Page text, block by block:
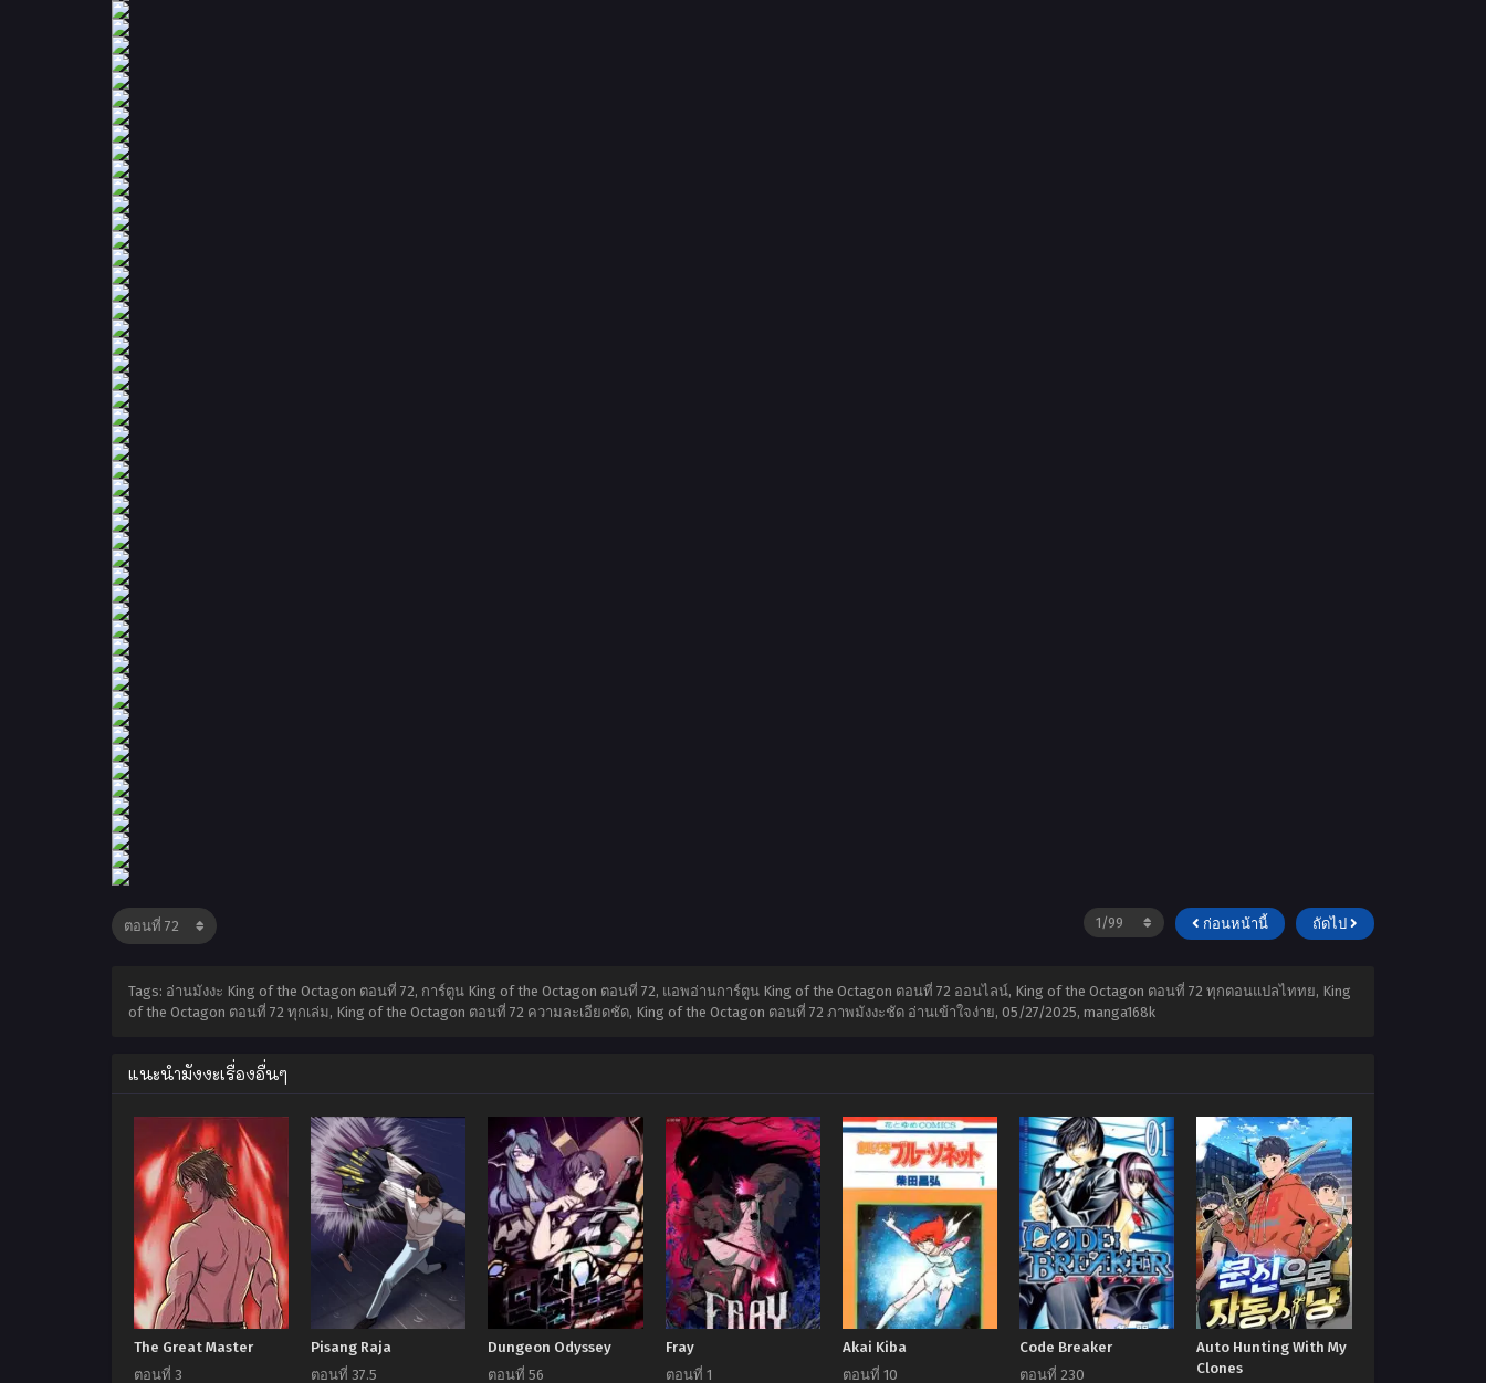
ก่อนหน้านี้ ถัดไป
Tags: อ่านมังงะ King of the Octagon ตอนที่ 72, การ์ตูน King of the Octagon ตอนที่ 72, แอพอ่านการ์ตูน King of the Octagon ตอนที่ 72 ออนไลน์, King of the Octagon ตอนที่ 72 ทุกตอนแปลไททย, King
of the Octagon ตอนที่ 72 ทุกเล่ม, King of the Octagon ตอนที่ 72 ความละเอียดชัด, King of the Octagon ตอนที่ 72 ภาพมังงะชัด อ่านเข้าใจง่าย, 05/27/2025, manga168k
แนะนำมังงะเรื่องอื่นๆ
The Great Master
ตอนที่ 3
Pisang Raja
ตอนที่ 37.5
Dungeon Odyssey
ตอนที่ 56
Fray
ตอนที่ 1
Akai Kiba
ตอนที่ 10
Code Breaker
ตอนที่ 230
Auto Hunting With My
Clones